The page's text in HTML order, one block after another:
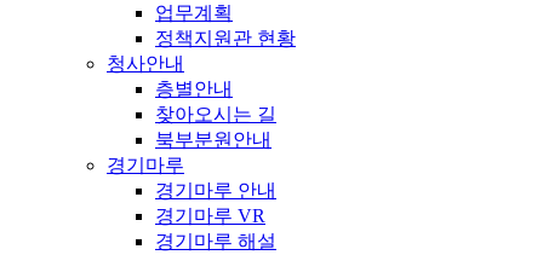
업무계획
정책지원관 현황
청사안내
층별안내
찾아오시는 길
북부분원안내
경기마루
경기마루 안내
경기마루 VR
경기마루 해설